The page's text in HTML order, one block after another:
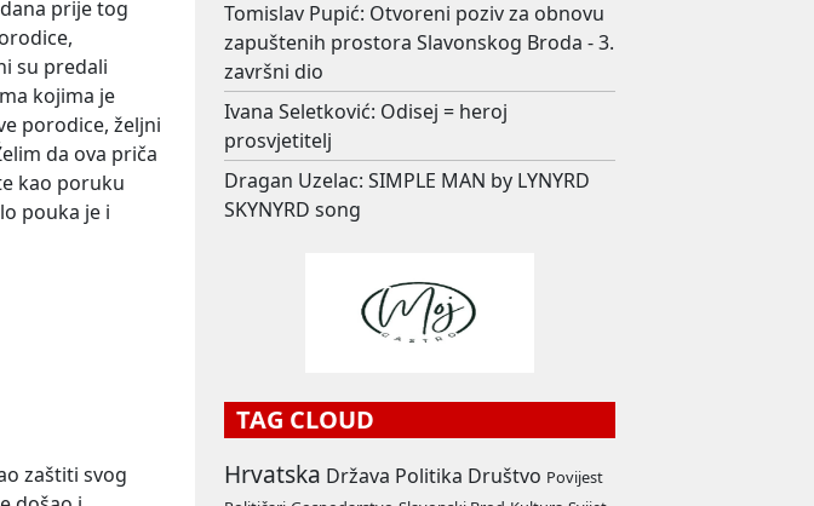
prije tog
su predali
kojima je
porodice, željni
da ova priča
kao poruku
pouka je i
zaštiti svog
Tomislav Pupić: Otvoreni poziv za obnovu
zapuštenih prostora Slavonskog Broda - 3.
završni dio
Ivana Seletković: Odisej = heroj
prosvjetitelj
Dragan Uzelac: SIMPLE MAN by LYNYRD
SKYNYRD song
TAG CLOUD
Hrvatska Država Politika Društvo Povijest